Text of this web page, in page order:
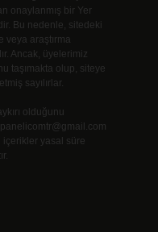
onaylanmış bir Yer
Bu nedenle, sitedeki
veya araştırma
Ancak, üyelerimiz
taşımakta olup, siteye
sayılırlar.
olduğunu
yasal süre